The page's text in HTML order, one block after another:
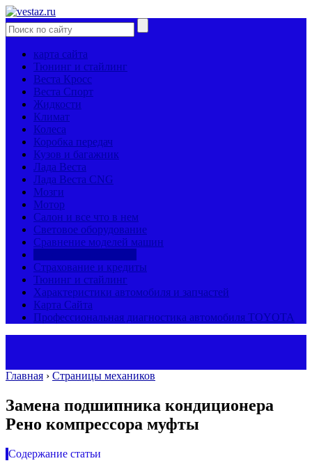
карта сайта
Тюнинг и стайлинг
Веста Кросс
Веста Спорт
Жидкости
Климат
Колеса
Коробка передач
Кузов и багажник
Лада Веста
Лада Веста CNG
Мозги
Мотор
Салон и все что в нем
Световое оборудование
Сравнение моделей машин
Страхование и кредиты
Тюнинг и стайлинг
Характеристики автомобиля и запчастей
Карта Сайта
Профессиональная диагностика автомобиля TOYOTA
Главная › Страницы механиков
Замена подшипника кондиционера
Рено компрессора муфты
Содержание статьи